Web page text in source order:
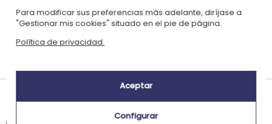
Tiempos de entrega y gastos de envío
Para modificar sus preferencias más adelante, diríjase a
"Gestionar mis cookies" situado en el pie de página.
Política de privacidad.
Aceptar
Configurar